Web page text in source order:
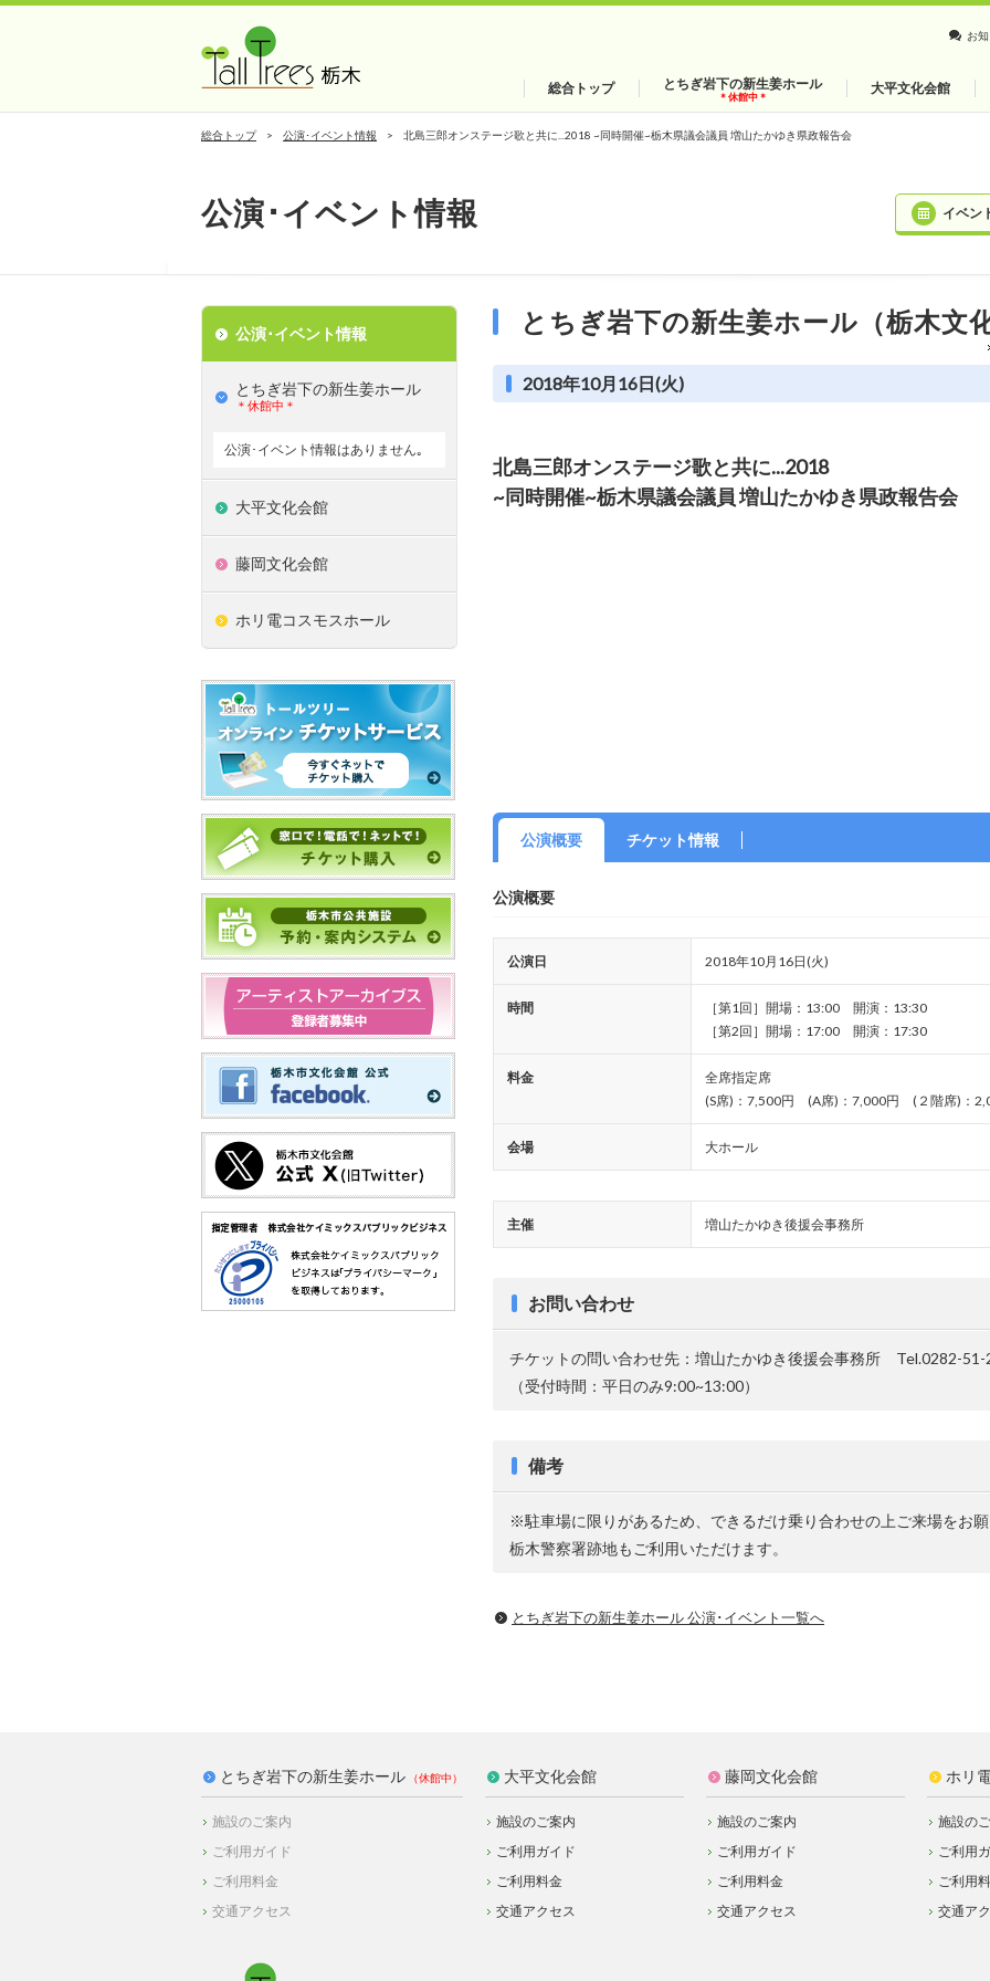
総合トップ とちぎ岩下の新生姜ホール
＊休館中＊ 大平文化会館
お
総合トップ 公演･イベント情報 北島三郎オンステージ歌と共に...2018 ~同時開催~栃木県議会議員 増山たかゆき県政報告会
公演･イベント情報 イベン
とちぎ岩下の新生姜ホール（栃木文
2018年10月16日(火)
北島三郎オンステージ歌と共に...2018
~同時開催~栃木県議会議員 増山たかゆき県政報告会
公演概要 チケット情報
公演概要
公演日 2018年10月16日(火)
時間
［第1回］開場：13:00 開演：13:30
［第2回］開場：17:00 開演：17:30
料金
全席指定席
(S席)：7,500円 (A席)：7,000円 (２階席)：
会場 大ホール
主催 増山たかゆき後援会事務所
お問い合わせ
チケットの問い合わせ先：増山たかゆき後援会事務所 Tel.0282-51-
（受付時間：平日のみ9:00~13:00）
備考
※駐車場に限りがあるため、できるだけ乗り合わせの上ご来場をお
栃木警察署跡地もご利用いただけます。
とちぎ岩下の新⽣姜ホール 公演･イベント一覧へ
公演･イベント情報
とちぎ岩下の新⽣姜ホール
＊休館中＊
公演･イベント情報はありません｡
大平文化会館
藤岡文化会館
ホリ電コスモスホール
とちぎ岩下の新生姜ホール
施設のご案内
ご利用ガイド
ご利用料金
交通アクセス
大平文化会館
施設のご案内
ご利用ガイド
ご利用料金
交通アクセス
藤岡文化会館
施設のご案内
ご利用ガイド
ご利用料金
交通アクセス
ホリ
施設の
ご利用
ご利用
交通ア